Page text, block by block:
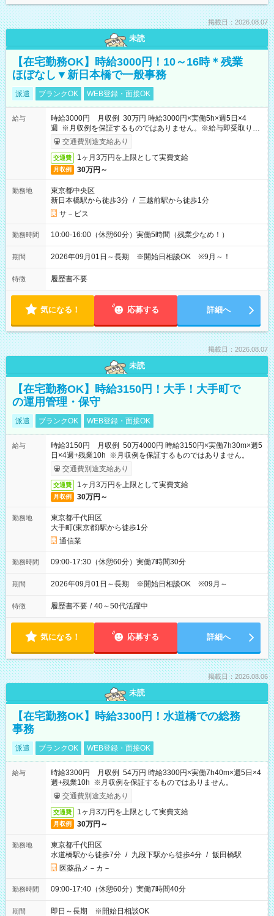
掲載日：2026.08.07
未読
【在宅勤務OK】時給3000円！10～16時＊残業
ほぼなし▼新日本橋で一般事務
派遣 ブランクOK WEB登録・面接OK
給与
時給3000円 月収例 30万円 時給3000円×実働5h×週5日×4
週 ※月収例を保証するものではありません。※給与即受取りサ
ービス利用可（利用条件有）
交通費別途支給あり
交通費 1ヶ月3万円を上限として実費支給
月収例 30万円～
勤務地
東京都中央区
新日本橋駅から徒歩3分 / 三越前駅から徒歩1分
サ－ビス
勤務時間 10:00-16:00（休憩60分）実働5時間（残業少なめ！）
期間 2026年09月01日～長期 ※開始日相談OK ※9月～！
特徴 履歴書不要
気になる！ 応募する 詳細へ
掲載日：2026.08.07
未読
【在宅勤務OK】時給3150円！大手！大手町で
の運用管理・保守
派遣 ブランクOK WEB登録・面接OK
給与
時給3150円 月収例 50万4000円 時給3150円×実働7h30m×週5
日×4週+残業10h ※月収例を保証するものではありません。
交通費別途支給あり
交通費 1ヶ月3万円を上限として実費支給
月収例 30万円～
勤務地
東京都千代田区
大手町(東京都)駅から徒歩1分
通信業
勤務時間 09:00-17:30（休憩60分）実働7時間30分
期間 2026年09月01日～長期 ※開始日相談OK ※09月～
特徴 履歴書不要 / 40～50代活躍中
気になる！ 応募する 詳細へ
掲載日：2026.08.06
未読
【在宅勤務OK】時給3300円！水道橋での総務
事務
派遣 ブランクOK WEB登録・面接OK
給与
時給3300円 月収例 54万円 時給3300円×実働7h40m×週5日×4
週+残業10h ※月収例を保証するものではありません。
交通費別途支給あり
交通費 1ヶ月3万円を上限として実費支給
月収例 30万円～
勤務地
東京都千代田区
水道橋駅から徒歩7分 / 九段下駅から徒歩4分 / 飯田橋駅
医薬品メ－カ－
勤務時間 09:00-17:40（休憩60分）実働7時間40分
期間 即日～長期 ※開始日相談OK